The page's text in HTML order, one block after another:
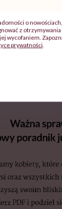
i wyczucie
stwierdzić
Nawet jeśli
o
z
wycofaniem.
prywatności.